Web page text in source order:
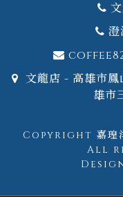
文龍店 - 高雄市
雄市
Copyright 嘉瑝
All